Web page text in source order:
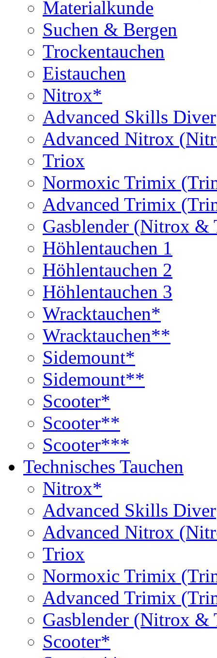
Materialkunde
Suchen & Bergen
Trockentauchen
Eistauchen
Nitrox*
Advanced Skills Diver
Advanced Nitrox
Triox
Normoxic Trimix
Advanced Trimix
Gasblender (Nitrox
Höhlentauchen 1
Höhlentauchen 2
Höhlentauchen 3
Wracktauchen*
Wracktauchen**
Sidemount*
Sidemount**
Scooter*
Scooter**
Scooter***
Technisches Tauchen
Nitrox*
Advanced Skills Diver
Advanced Nitrox
Triox
Normoxic Trimix
Advanced Trimix
Gasblender (Nitrox
Scooter*